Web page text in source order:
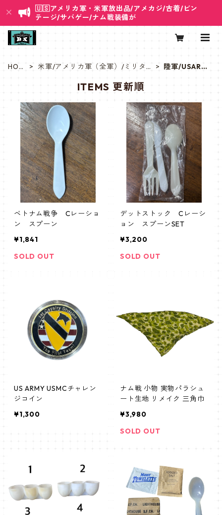
🇺🇸アメリカ軍・米軍放出品/アメカジ/古着/ビン
テージ/サバゲー/ナム戦装備が
HOM
米軍/アメリカ軍（全軍）/ミリタリ
陸軍/USARM
ITEMS 更新順
ベトナム戦争 Cレーショ
ン スプーン
¥1,841
SOLD OUT
デットストック Cレーシ
ョン スプーンSET
¥3,200
SOLD OUT
US ARMY USMCチャレン
ジコイン
¥1,300
ナム戦 小物 実物パラシュ
ート生地 リメイク 三角巾
¥3,980
SOLD OUT